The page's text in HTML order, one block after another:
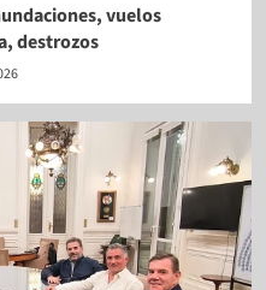
vuelos
destrozos